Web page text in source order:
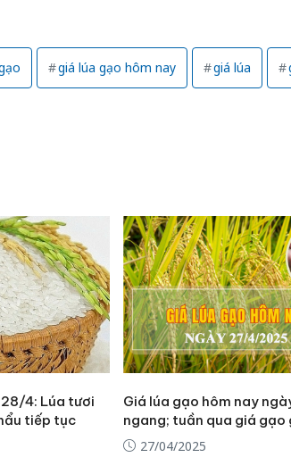
giá lúa gạo hôm nay giá lúa
4: Lúa tươi
tiếp tục
Giá lúa gạo hôm nay
ngang; tuần qua giá gạo
27/04/2025